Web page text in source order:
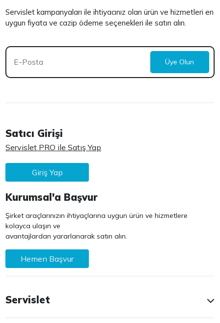
Servislet kampanyaları ile ihtiyacınız olan ürün ve hizmetleri en
uygun fiyata ve cazip ödeme seçenekleri ile satın alın.
Üye Olun
Satıcı Girişi
Servislet PRO ile Satış Yap
Giriş Yap
Kurumsal'a Başvur
Şirket araçlarınızın ihtiyaçlarına uygun ürün ve hizmetlere
kolayca ulaşın ve
avantajlardan yararlanarak satın alın.
Hemen Başvur
Servislet